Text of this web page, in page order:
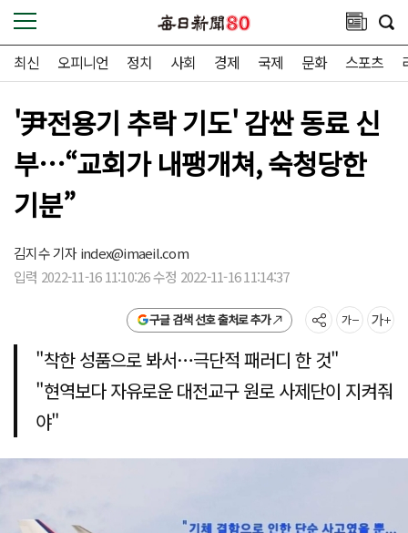
최신 오피니언 정치 사회 경제 국제 문화 스포츠
'尹전용기 추락 기도' 감싼 동료 신
부…“교회가 내팽개쳐, 숙청당한
기분”
김지수 기자index@imaeil.com
입력 2022-11-16 11:10:26 수정 2022-11-16 11:14:37
구글 검색 선호 출처로 추가
"착한 성품으로 봐서…극단적 패러디 한 것"
"현역보다 자유로운 대전교구 원로 사제단이 지켜줘
야"